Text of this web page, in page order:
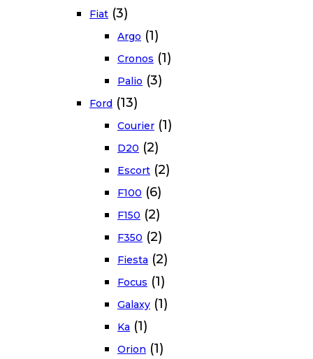
Fiat (3)
Argo (1)
Cronos (1)
Palio (3)
Ford (13)
Courier (1)
D20 (2)
Escort (2)
F100 (6)
F150 (2)
F350 (2)
Fiesta (2)
Focus (1)
Galaxy (1)
Ka (1)
Orion (1)